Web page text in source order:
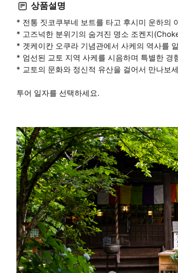
상품설명
* 전통 짓코쿠부네 보트를 타고 후시미 운하의
* 고즈넉한 분위기의 숨겨진 명소 조켄지
* 겟케이칸 오쿠라 기념관에서 사케의 역사를
* 엄선된 교토 지역 사케를 시음하며 특별한 경
* 교토의 문화와 정신적 유산을 걸어서 만나보
투어 일자를 선택하세요.